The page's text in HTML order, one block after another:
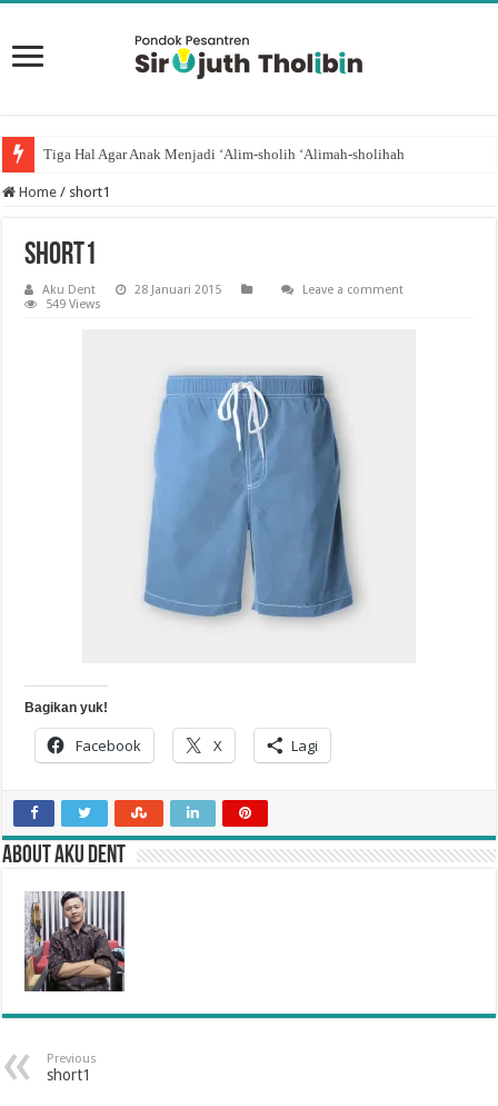
Tiga Hal Agar Anak Menjadi ‘Alim-sholih ‘Alimah-sholihah
Home / short1
short1
Aku Dent 28 Januari 2015
Leave a comment
549 Views
Bagikan yuk!
Facebook X Lagi
About Aku Dent
Previous
short1